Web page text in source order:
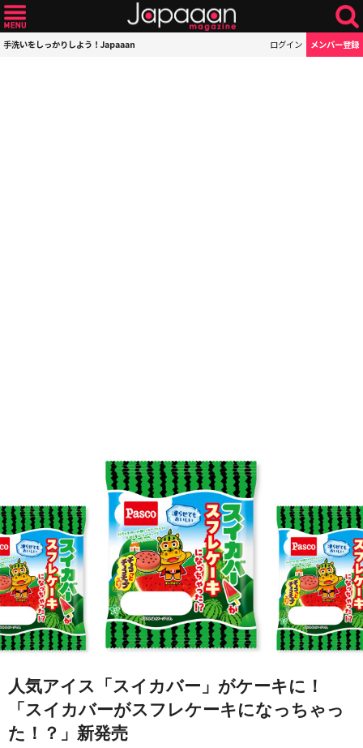
手洗いをしっかりしよう！Japaaan ログイン メンバー登録
人気アイス「スイカバー」がケーキに！
「スイカバーがスフレケーキになっちゃっ
た！？」新発売